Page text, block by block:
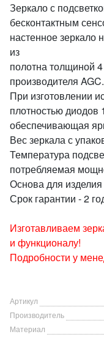
Зеркало с
бесконтактным
настенное зеркало
из
полотна толщиной
производителя AGC.
При изготовлении
плотностью
обеспечивающая
Вес зеркала с
Температура
потребляемая
Основа для
Срок гарантии - 2
Изготавливаем
и функционалу!
Подробности у
Артикул
Производитель
Материал